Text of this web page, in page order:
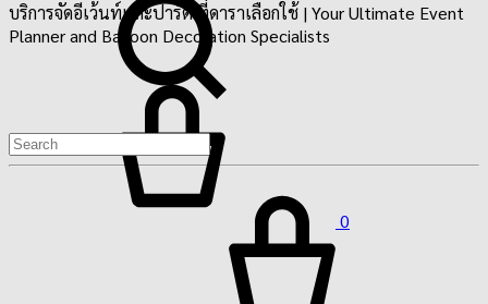
บริการจัดอีเว้นท์และปาร์ตี้ ที่ดาราเลือกใช้ | Your Ultimate Event
Planner and Balloon Decoration Specialists
0